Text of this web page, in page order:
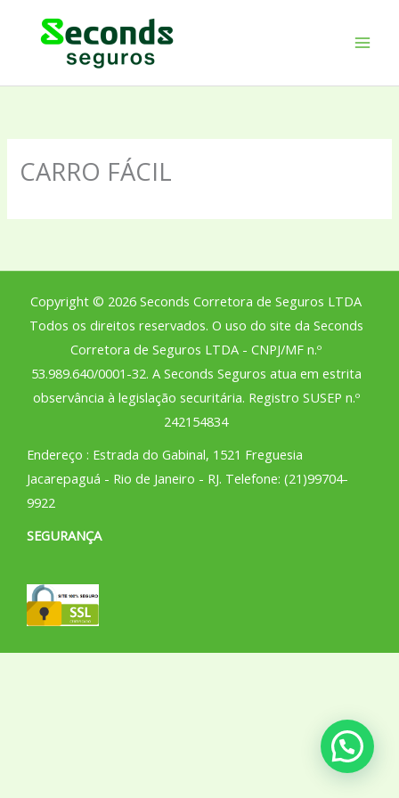
conteúdo
CARRO FÁCIL
Copyright © 2026 Seconds Corretora de Seguros LTDA
Todos os direitos reservados. O uso do site da Seconds
Corretora de Seguros LTDA - CNPJ/MF n.º
53.989.640/0001-32. A Seconds Seguros atua em estrita
observância à legislação securitária. Registro SUSEP n.º
242154834
Endereço : Estrada do Gabinal, 1521 Freguesia
Jacarepaguá - Rio de Janeiro - RJ. Telefone: (21)99704-
9922
SEGURANÇA